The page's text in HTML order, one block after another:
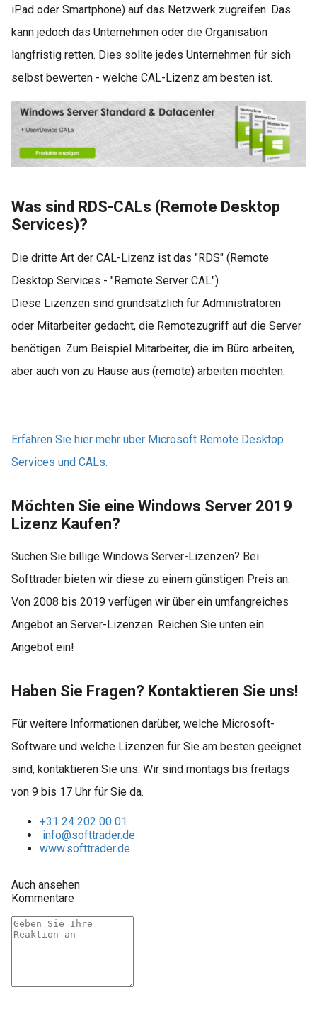
iPad oder Smartphone) auf das Netzwerk zugreifen. Das
kann jedoch das Unternehmen oder die Organisation
langfristig retten. Dies sollte jedes Unternehmen für sich
selbst bewerten - welche CAL-Lizenz am besten ist.
Was sind RDS-CALs (Remote Desktop
Services)?
Die dritte Art der CAL-Lizenz ist das "RDS" (Remote
Desktop Services - "Remote Server CAL").
Diese Lizenzen sind grundsätzlich für Administratoren
oder Mitarbeiter gedacht, die Remotezugriff auf die Server
benötigen. Zum Beispiel Mitarbeiter, die im Büro arbeiten,
aber auch von zu Hause aus (remote) arbeiten möchten.
Erfahren Sie hier mehr über Microsoft Remote Desktop
Services und CALs.
Möchten Sie eine Windows Server 2019
Lizenz Kaufen?
Suchen Sie billige Windows Server-Lizenzen? Bei
Softtrader bieten wir diese zu einem günstigen Preis an.
Von 2008 bis 2019 verfügen wir über ein umfangreiches
Angebot an Server-Lizenzen. Reichen Sie unten ein
Angebot ein!
Haben Sie Fragen? Kontaktieren Sie uns!
Für weitere Informationen darüber, welche Microsoft-
Software und welche Lizenzen für Sie am besten geeignet
sind, kontaktieren Sie uns. Wir sind montags bis freitags
von 9 bis 17 Uhr für Sie da.
+31 24 202 00 01
info@softtrader.de
www.softtrader.de
Auch ansehen
Kommentare